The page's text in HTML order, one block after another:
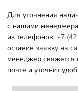
Для уточнения
с нашими
из телефонов: +7
оставив заявку на
менеджер свяжется
почте и уточнит